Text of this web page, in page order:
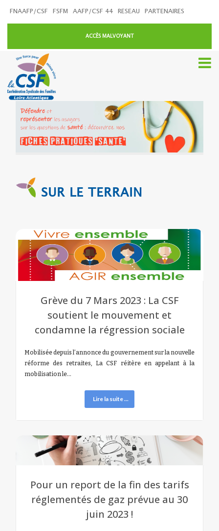
FNAAFP/CSF FSFM AAFP/CSF 44 RESEAU PARTENAIRES
ACCÈS MALVOYANT
Grève du 7 Mars 2023 : La CSF
soutient le mouvement et
condamne la régression sociale
Mobilisée depuis l’annonce du gouvernement sur la nouvelle
réforme des retraites, La CSF réitère en appelant à la
mobilisation le…
Lire la suite ...
Pour un report de la fin des tarifs
réglementés de gaz prévue au 30
juin 2023 !